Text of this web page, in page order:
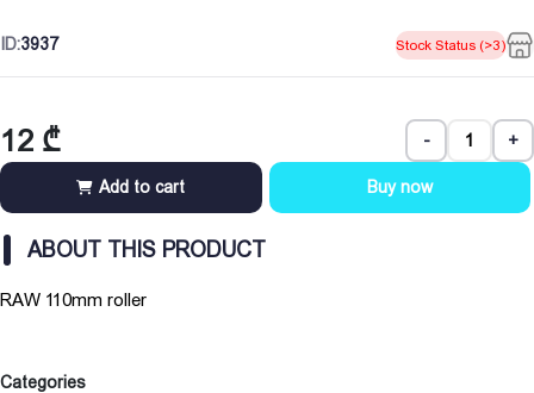
ID:3937 Stock Status (>3)
12 ₾ - +
Add to cart Buy now
ABOUT THIS PRODUCT
RAW 110mm roller
Categories